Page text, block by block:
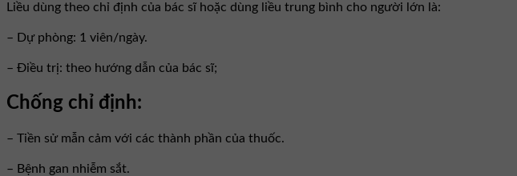
Liều dùng theo chỉ định của bác sĩ hoặc dùng liều trung bình cho người lớn là:
– Dự phòng: 1 viên/ngày.
– Điều trị: theo hướng dẫn của bác sĩ;
Chống chỉ định:
– Tiền sử mẫn cảm với các thành phần của thuốc.
– Bệnh gan nhiễm sắt.